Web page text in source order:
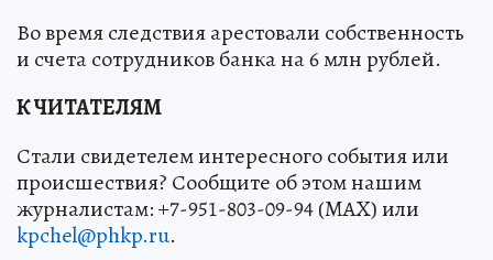
Во время следствия арестовали собственность
и счета сотрудников банка на 6 млн рублей.
К ЧИТАТЕЛЯМ
Стали свидетелем интересного события или
происшествия? Сообщите об этом нашим
журналистам: +7-951-803-09-94 (MAX) или
kpchel@phkp.ru.